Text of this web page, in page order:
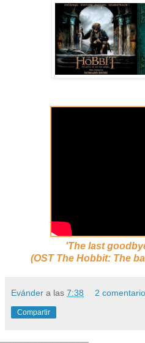
'The last
(OST The Hobbit: The
Evánder a las 7:38 2
Compartir